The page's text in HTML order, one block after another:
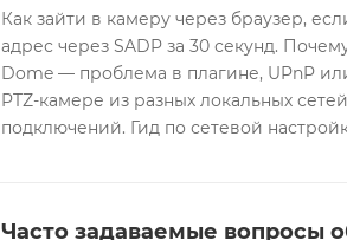
Как зайти в камеру через браузер,
адрес через SADP за 30 секунд.
Dome — проблема в плагине, UPnP
PTZ-камере из разных локальных
подключений. Гид по сетевой
Часто задаваемые вопросы